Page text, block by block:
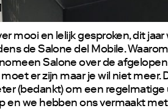
mooi en lelijk gesproken, dit
de Salone del Mobile.
Salone over de
moet er zijn maar je wil niet meer.
(bedankt) om een
en we hebben ons vermaakt